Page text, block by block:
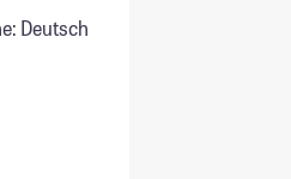
Deutsch